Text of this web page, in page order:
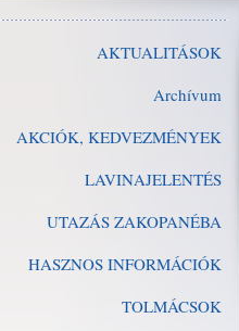
AKTUALITÁSOK
Archívum
AKCIÓK, KEDVEZMÉNYEK
LAVINAJELENTÉS
UTAZÁS ZAKOPANÉBA
HASZNOS INFORMÁCIÓK
TOLMÁCSOK